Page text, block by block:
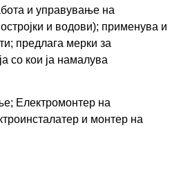
и управување на
и водови); применува и
предлага мерки за
со кои ја намалува
Електромонтер на
и монтер на